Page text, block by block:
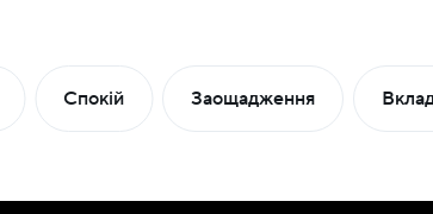
Спокій Заощадження